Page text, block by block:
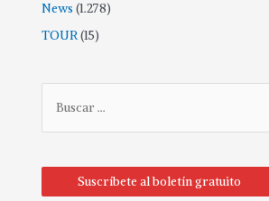
News (1.278)
TOUR(15)
c
a
Suscríbete al boletín gratuito